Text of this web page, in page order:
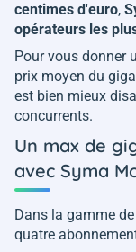
centimes d'euro,
opérateurs les
Pour vous donner
prix moyen du
est bien mieux
concurrents.
Un max de
avec Syma
Dans la gamme de
quatre